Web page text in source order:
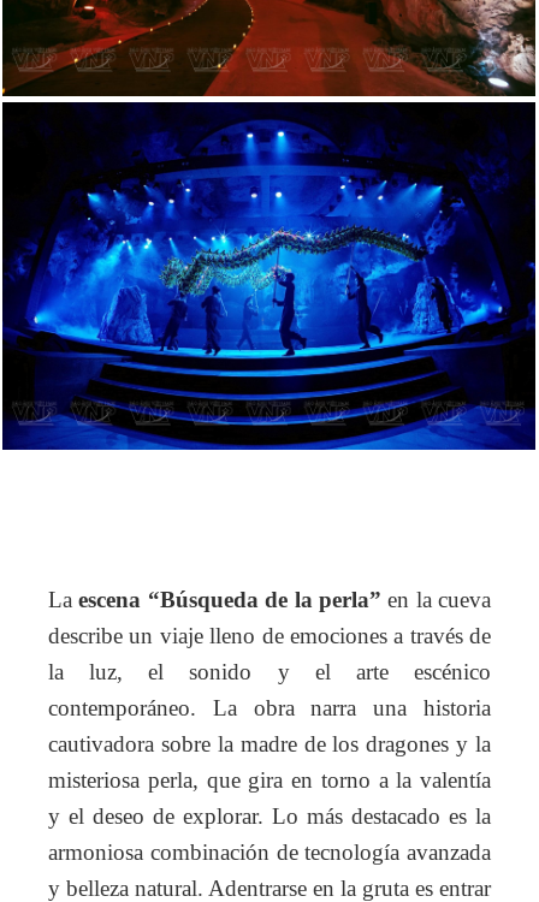
La escena “Búsqueda de la perla” en la cueva
describe un viaje lleno de emociones a través de
la luz, el sonido y el arte escénico
contemporáneo. La obra narra una historia
cautivadora sobre la madre de los dragones y la
misteriosa perla, que gira en torno a la valentía
y el deseo de explorar. Lo más destacado es la
armoniosa combinación de tecnología avanzada
y belleza natural. Adentrarse en la gruta es entrar